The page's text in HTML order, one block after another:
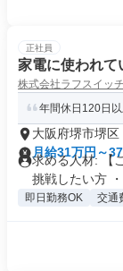
正社員
家電に使われて
株式会社ラフスイッチ
年間休日120日
大阪府堺市堺区
月給31万円～
求める人材: 【
挑戦したい方 ・
即日勤務OK 交通